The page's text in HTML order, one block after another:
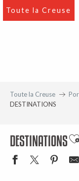
Aller
Toute la Creuse
Toute la Creuse
DESTINATIONS
DESTINATIONS